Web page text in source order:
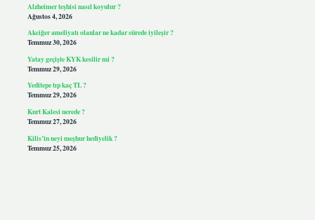
Alzheimer teşhisi nasıl koyulur ?
Ağustos 4, 2026
Akciğer ameliyatı olanlar ne kadar sürede iyileşir ?
Temmuz 30, 2026
Yatay geçişte KYK kesilir mi ?
Temmuz 29, 2026
Yeditepe tıp kaç TL ?
Temmuz 29, 2026
Kurt Kalesi nerede ?
Temmuz 27, 2026
Kilis’in neyi meşhur hediyelik ?
Temmuz 25, 2026